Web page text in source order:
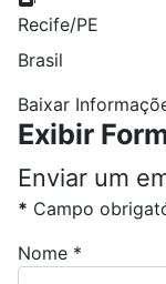
Recife/PE
Brasil
Baixar
Exibir
Enviar um
* Campo
Nome *